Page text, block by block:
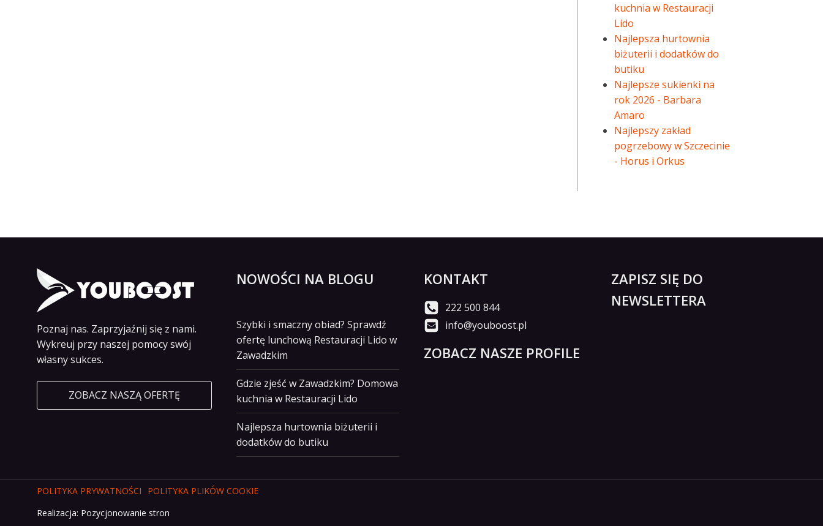
kuchnia w Restauracji
Lido
Najlepsza hurtownia
biżuterii i dodatków do
butiku
Najlepsze sukienki na
rok 2026 - Barbara
Amaro
Najlepszy zakład
pogrzebowy w Szczecinie
- Horus i Orkus
Poznaj nas. Zaprzyjaźnij się z nami.
Wykreuj przy naszej pomocy swój
własny sukces.
ZOBACZ NASZĄ OFERTĘ
NOWOŚCI NA BLOGU
Szybki i smaczny obiad? Sprawdź
ofertę lunchową Restauracji Lido w
Zawadzkim
Gdzie zjeść w Zawadzkim? Domowa
kuchnia w Restauracji Lido
Najlepsza hurtownia biżuterii i
dodatków do butiku
KONTAKT
222 500 844
info@youboost.pl
ZOBACZ NASZE PROFILE
ZAPISZ SIĘ DO
NEWSLETTERA
POLITYKA PRYWATNOŚCI
POLITYKA PLIKÓW COOKIE
Realizacja: Pozycjonowanie stron